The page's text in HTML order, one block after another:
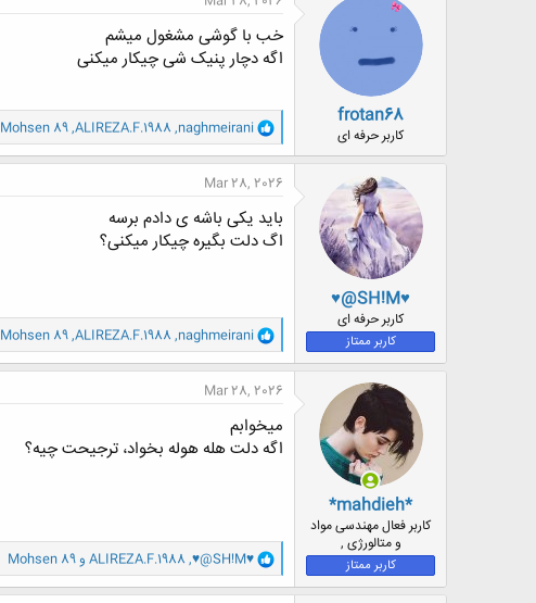
ش
ه
:
frotan68
کاربر حرفه ای
خب با گوشی مشغول میشم
اگه دچار پنیک شی چیکار میکنی
و
ا
ک
ن
ش
ه
ا
:
naghmeirani
,
ALIREZA.F.1988
,
Mohsen 89
♥@SH!M♥
کاربر حرفه ای
کاربر ممتاز
Mar 28, 2026
باید یکی باشه ی دادم برسه
اگ دلت بگیره چیکار میکنی؟
و
ا
ک
ن
ش
ه
ا
:
naghmeirani
,
ALIREZA.F.1988
,
Mohsen 89
*mahdieh*
کاربر فعال مهندسی مواد
و متالورژی ,
کاربر ممتاز
Mar 28, 2026
میخوابم
اگه دلت هله هوله بخواد، ترجیحت چیه؟
و
ا
ک
♥@SH!M♥
,
ALIREZA.F.1988 وMohsen 89